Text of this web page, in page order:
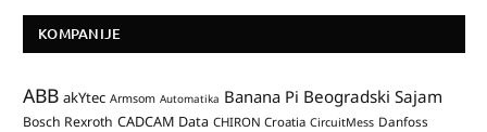
KOMPANIJE
ABB akYtec Armsom Automatika Banana Pi Beogradski Sajam
Bosch Rexroth CADCAM Data CHIRON Croatia CircuitMess Danfoss